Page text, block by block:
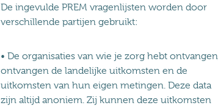
De ingevulde PREM vragenlijsten worden door
verschillende partijen gebruikt:
• De organisaties van wie je zorg hebt ontvangen,
ontvangen de landelijke uitkomsten en de
uitkomsten van hun eigen metingen. Deze data
zijn altijd anoniem. Zij kunnen deze uitkomsten